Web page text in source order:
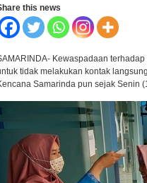
this news
Kewaspadaan
tidak melakukan kontak
Samarinda pun sejak Senin